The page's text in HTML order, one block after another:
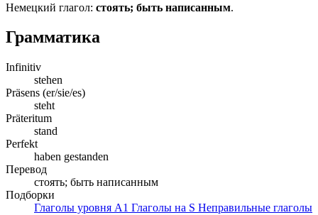
Немецкий глагол: стоять; быть написанным.
Грамматика
Infinitiv
stehen
Präsens (er/sie/es)
steht
Präteritum
stand
Perfekt
haben gestanden
Перевод
стоять; быть написанным
Подборки
Глаголы уровня A1 Глаголы на S Неправильные глаголы